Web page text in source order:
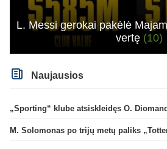
L. Messi gerokai pakėlė
vertę (10)
Naujausios